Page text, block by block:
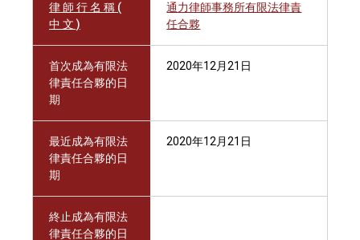
律 師 行 名 稱 (
中 文 )
通力律師事務所有限法律責
任合夥
首次成為有限法
律責任合夥的日
期
2020年12月21日
最近成為有限法
律責任合夥的日
期
2020年12月21日
終止成為有限法
律責任合夥的日